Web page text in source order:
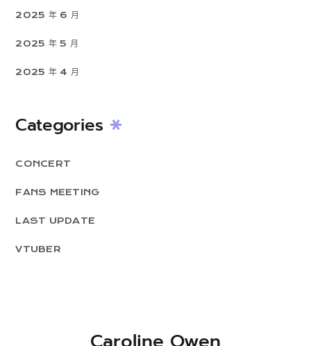
2025 年 6 月
2025 年 5 月
2025 年 4 月
Categories
CONCERT
FANS MEETING
LAST UPDATE
VTUBER